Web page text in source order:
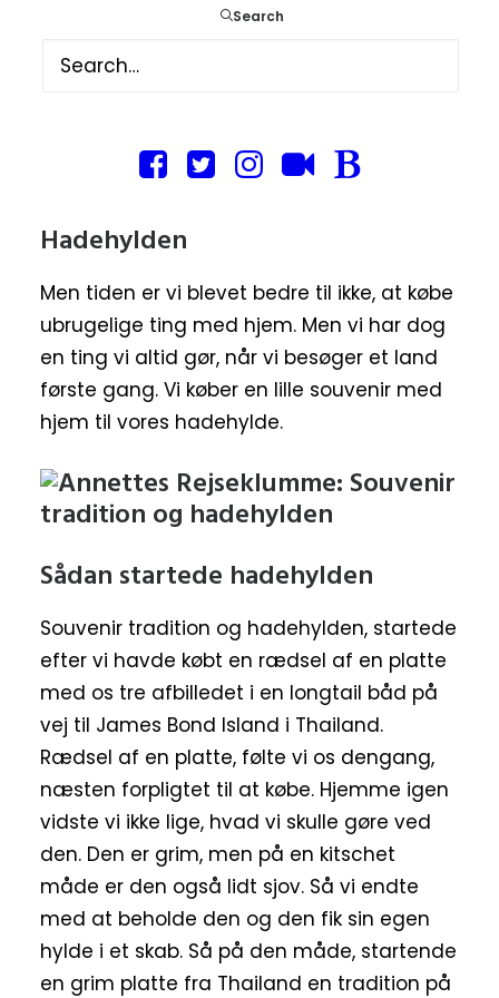
Search
Outlet shoppingscentrer
priserne på tøj og sko er behagelig billige,
Hadehylden
Men tiden er vi blevet bedre til ikke, at købe
ubrugelige ting med hjem. Men vi har dog
en ting vi altid gør, når vi besøger et land
første gang. Vi køber en lille souvenir med
hjem til vores hadehylde.
Sådan startede hadehylden
Souvenir tradition og hadehylden, startede
efter vi havde købt en rædsel af en platte
med os tre afbilledet i en longtail båd på
vej til James Bond Island i Thailand.
Rædsel af en platte, følte vi os dengang,
næsten forpligtet til at købe. Hjemme igen
vidste vi ikke lige, hvad vi skulle gøre ved
den. Den er grim, men på en kitschet
måde er den også lidt sjov. Så vi endte
med at beholde den og den fik sin egen
hylde i et skab. Så på den måde, startende
en grim platte fra Thailand en tradition på